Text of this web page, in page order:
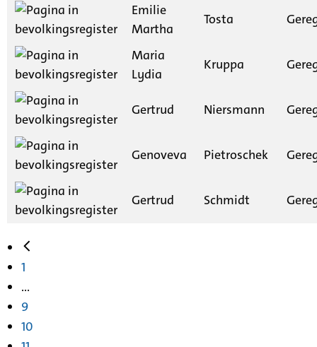
Emilie
Martha
Tosta
Maria
Lydia
Kruppa
Gertrud Niersmann
Genoveva Pietroschek
Gertrud Schmidt
1
...
9
10